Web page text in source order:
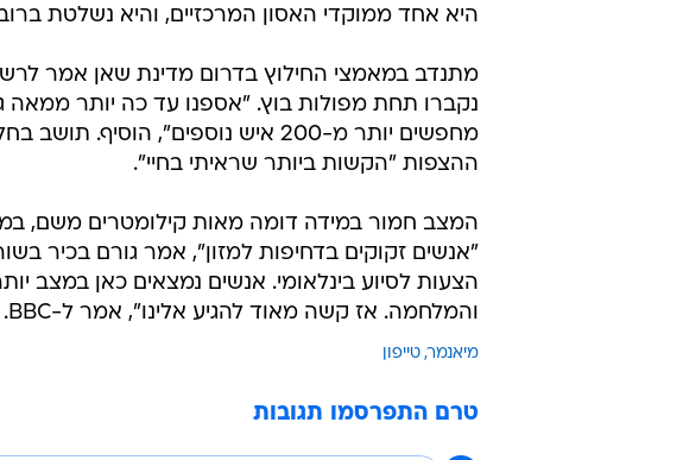
היא אחד ממוקדי האסון המרכזיים, והיא נשלטת
נקברו תחת מפולות בוץ. "אספנו עד כה יותר ממאה
מחפשים יותר מ-200 איש נוספים",
ההצפות "הקשות ביותר שראיתי בחיי".
המצב חמור במידה דומה מאות קילומטרים משם,
"אנשים זקוקים בדחיפות למזון", אמר גורם בכיר
הצעות לסיוע בינלאומי. אנשים נמצאים כאן במצב
והמלחמה. אז קשה מאוד להגיע אלינו", אמר ל-BBC.
מיאנמר טייפון
טרם התפרסמו תגובות